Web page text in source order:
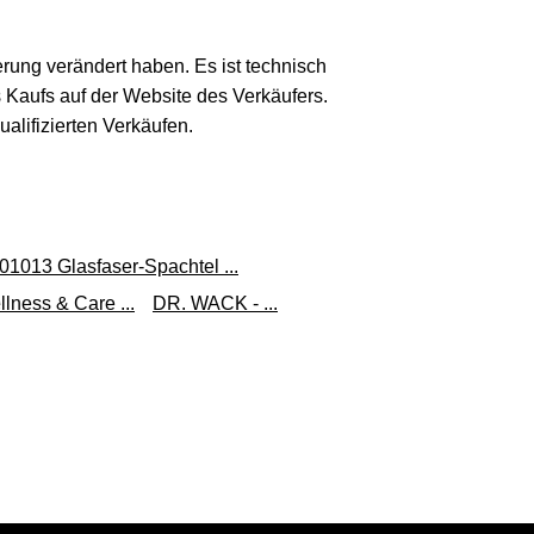
verändert haben. Es ist technisch
auf der Website des Verkäufers.
Verkäufen.
Glasfaser-Spachtel ...
& Care ...
DR. WACK - ...